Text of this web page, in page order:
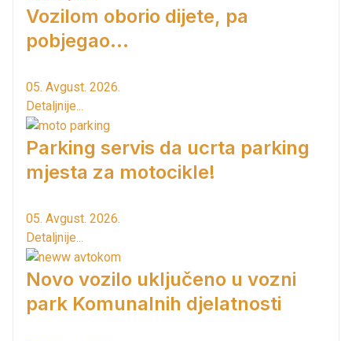
Vozilom oborio dijete, pa
pobjegao...
05. Avgust. 2026.
Detaljnije...
Parking servis da ucrta parking
mjesta za motocikle!
05. Avgust. 2026.
Detaljnije...
Novo vozilo uključeno u vozni
park Komunalnih djelatnosti